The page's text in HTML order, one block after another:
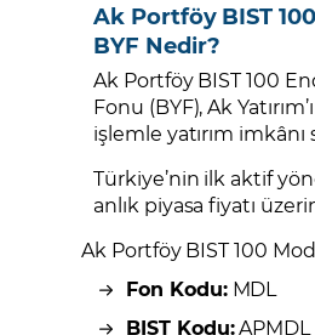
Ak Portföy BIST
BYF Nedir?
Ak Portföy BIST 100
Fonu (BYF), Ak
işlemle yatırım
Türkiye’nin ilk aktif
anlık piyasa fiyatı
Ak Portföy BIST 100
Fon Kodu:MDL
BIST Kodu:APMDL